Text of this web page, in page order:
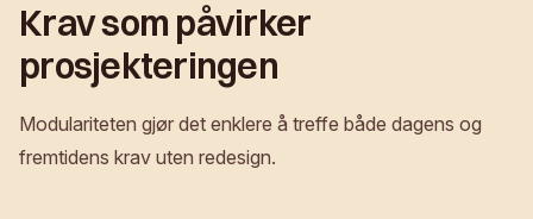
Krav som påvirker
prosjekteringen
Modulariteten gjør det enklere å treffe både dagens og
fremtidens krav uten redesign.